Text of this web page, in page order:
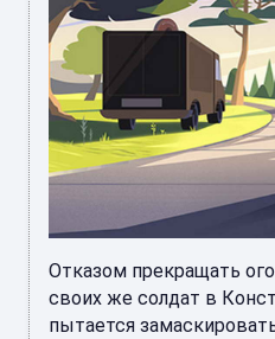
Отказом прекращать
своих же солдат в
пытается